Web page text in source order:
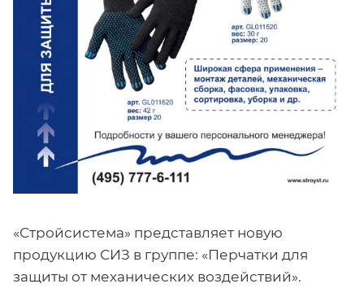
«Стройсистема» представляет новую
продукцию СИЗ в группе: «Перчатки для
защиты от механических воздействий».